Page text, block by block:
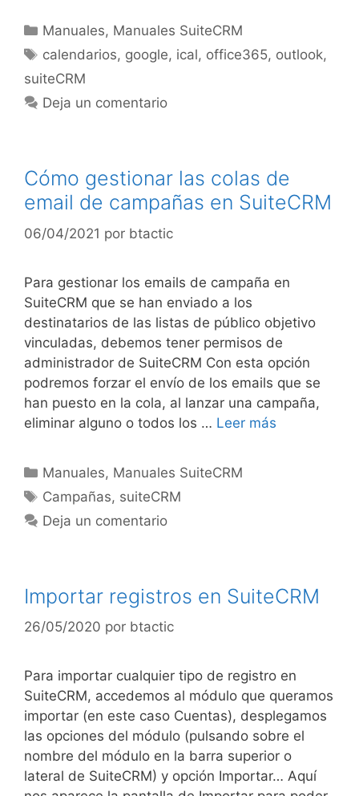
Manuales, Manuales SuiteCRM
calendarios, google, ical, office365, outlook,
suiteCRM
Deja un comentario
Cómo gestionar las colas de
email de campañas en SuiteCRM
06/04/2021 por btactic
Para gestionar los emails de campaña en
SuiteCRM que se han enviado a los
destinatarios de las listas de público objetivo
vinculadas, debemos tener permisos de
administrador de SuiteCRM Con esta opción
podremos forzar el envío de los emails que se
han puesto en la cola, al lanzar una campaña,
eliminar alguno o todos los … Leer más
Manuales, Manuales SuiteCRM
Campañas, suiteCRM
Deja un comentario
Importar registros en SuiteCRM
26/05/2020 por btactic
Para importar cualquier tipo de registro en
SuiteCRM, accedemos al módulo que queramos
importar (en este caso Cuentas), desplegamos
las opciones del módulo (pulsando sobre el
nombre del módulo en la barra superior o
lateral de SuiteCRM) y opción Importar… Aquí